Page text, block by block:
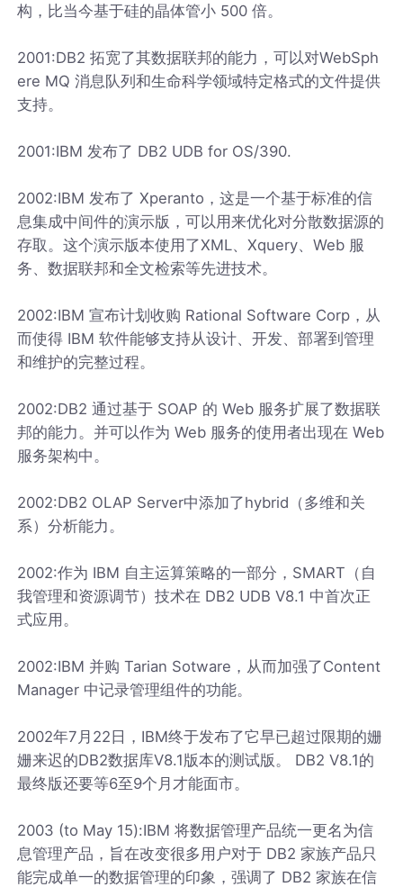
构，比当今基于硅的晶体管小 500 倍。
2001:DB2 拓宽了其数据联邦的能力，可以对WebSph
ere MQ 消息队列和生命科学领域特定格式的文件提供
支持。
2001:IBM 发布了 DB2 UDB for OS/390.
2002:IBM 发布了 Xperanto，这是一个基于标准的信
息集成中间件的演示版，可以用来优化对分散数据源的
存取。这个演示版本使用了XML、Xquery、Web 服
务、数据联邦和全文检索等先进技术。
2002:IBM 宣布计划收购 Rational Software Corp，从
而使得 IBM 软件能够支持从设计、开发、部署到管理
和维护的完整过程。
2002:DB2 通过基于 SOAP 的 Web 服务扩展了数据联
邦的能力。并可以作为 Web 服务的使用者出现在 Web
服务架构中。
2002:DB2 OLAP Server中添加了hybrid（多维和关
系）分析能力。
2002:作为 IBM 自主运算策略的一部分，SMART（自
我管理和资源调节）技术在 DB2 UDB V8.1 中首次正
式应用。
2002:IBM 并购 Tarian Sotware，从而加强了Content
Manager 中记录管理组件的功能。
2002年7月22日，IBM终于发布了它早已超过限期的姗
姗来迟的DB2数据库V8.1版本的测试版。 DB2 V8.1的
最终版还要等6至9个月才能面市。
2003 (to May 15):IBM 将数据管理产品统一更名为信
息管理产品，旨在改变很多用户对于 DB2 家族产品只
能完成单一的数据管理的印象，强调了 DB2 家族在信